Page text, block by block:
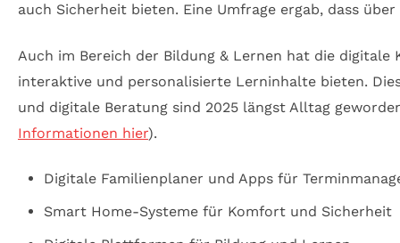
auch Sicherheit bieten. Eine Umfrage ergab, dass
Auch im Bereich der Bildung & Lernen hat die
interaktive und personalisierte Lerninhalte bieten.
und digitale Beratung sind 2025 längst Alltag
Informationen hier).
Digitale Familienplaner und Apps für
Smart Home-Systeme für Komfort und Sicherheit